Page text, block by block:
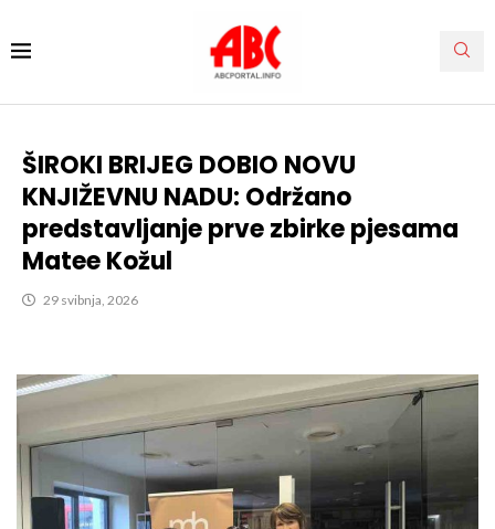
ŠIROKI BRIJEG DOBIO NOVU
KNJIŽEVNU NADU: Održano
predstavljanje prve zbirke pjesama
Matee Kožul
29 svibnja, 2026